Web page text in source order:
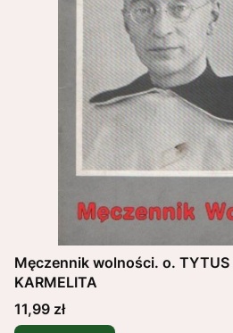
Męczennik wolności. o. TYTUS
KARMELITA
Cena
11,99 zł